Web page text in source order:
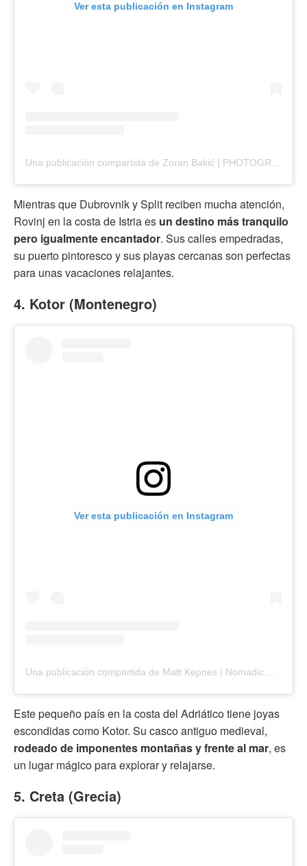
Ver esta publicación en Instagram
Una publicación compartida de Zoran Bakić | PHOTOGRAPHY 📸 | TRAVEL | 🌍 (@_explorer_bz)
Mientras que Dubrovnik y Split reciben mucha atención,
Rovinj en la costa de Istria es un destino más tranquilo
pero igualmente encantador. Sus calles empedradas,
su puerto pintoresco y sus playas cercanas son perfectas
para unas vacaciones relajantes.
4. Kotor (Montenegro)
Ver esta publicación en Instagram
Una publicación compartida de Matt Kepnes | Nomadic Matt (@nomadicmatt)
Este pequeño país en la costa del Adriático tiene joyas
escondidas como Kotor. Su casco antiguo medieval,
rodeado de imponentes montañas y frente al mar, es
un lugar mágico para explorar y relajarse.
5. Creta (Grecia)